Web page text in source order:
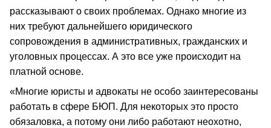
рассказывают о своих проблемах. Однако многие из
них требуют дальнейшего юридического
сопровождения в административных, гражданских и
уголовных процессах. А это все уже происходит на
платной основе.
«Многие юристы и адвокаты не особо заинтересованы
работать в сфере БЮП. Для некоторых это просто
обязаловка, а потому они либо работают неохотно,